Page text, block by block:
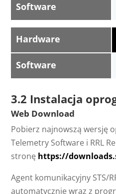
Software
Hardware
Software
3.2 Instalacja
Web Download
Pobierz najnowszą wersję
Telemetry Software i RRL
stronę https://
Agent komunikacyjny STS/
automatycznie wraz z